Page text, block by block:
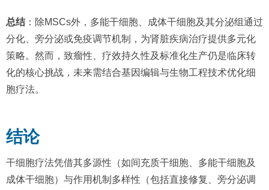
总结：除MSCs外，多能干细胞、成体干细胞及其分泌组通过
分化、旁分泌或免疫调节机制，为肾脏疾病治疗提供多元化
策略。然而，致瘤性、疗效持久性及标准化生产仍是临床转
化的核心挑战，未来需结合基因编辑与生物工程技术优化细
胞疗法。
结论
干细胞疗法凭借其多源性（如间充质干细胞、多能干细胞及
成体干细胞）与作用机制多样性（包括直接修复、旁分泌调